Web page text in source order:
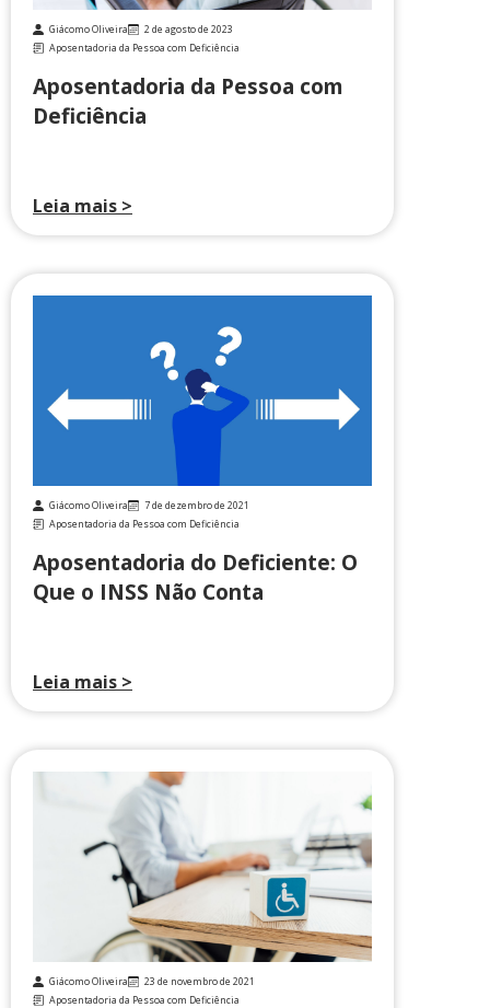
Giácomo Oliveira
2 de agosto de 2023
Aposentadoria da Pessoa com Deficiência
Aposentadoria da Pessoa com
Deficiência
Leia mais >
Giácomo Oliveira
7 de dezembro de 2021
Aposentadoria da Pessoa com Deficiência
Aposentadoria do Deficiente: O
Que o INSS Não Conta
Leia mais >
Giácomo Oliveira
23 de novembro de 2021
Aposentadoria da Pessoa com Deficiência